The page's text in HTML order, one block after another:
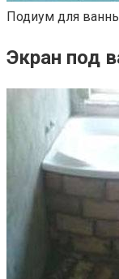
Подиум для
Экран под